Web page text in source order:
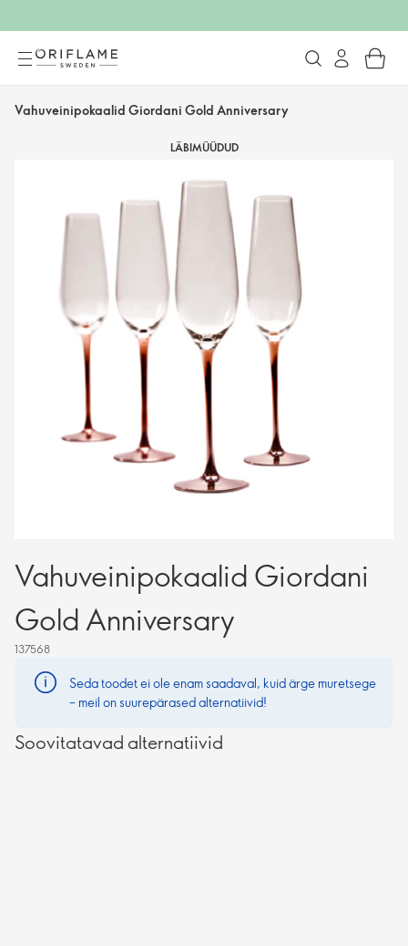
Vahuveinipokaalid Giordani Gold Anniversary
LÄBIMÜÜDUD
Vahuveinipokaalid Giordani
Gold Anniversary
137568
Seda toodet ei ole enam saadaval, kuid ärge muretsege
– meil on suurepärased alternatiivid!
Soovitatavad alternatiivid